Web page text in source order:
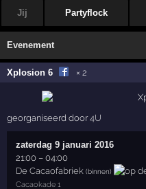
Jij Partyflock
Evenement
Xplosion 6 × 2
georganiseerd door4U
zaterdag 9 januari 2016
21:00 –04:00
De Cacaofabriek (binnen)
Cacaokade 1